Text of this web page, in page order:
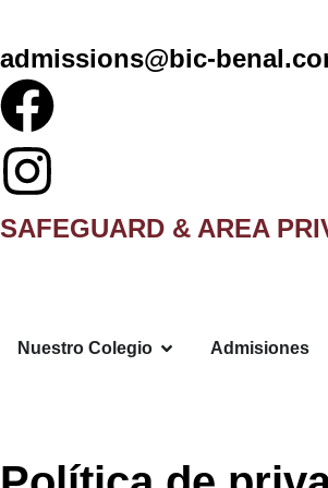
admissions@bic-
SAFEGUARD & AREA
Nuestro Colegio Admisiones